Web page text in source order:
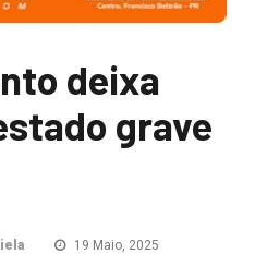
deixa
grave
19 Maio, 2025